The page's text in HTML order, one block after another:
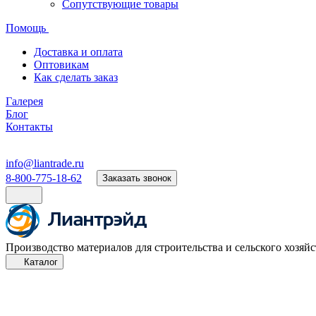
Сопутствующие товары
Помощь
Доставка и оплата
Оптовикам
Как сделать заказ
Галерея
Блог
Контакты
info@liantrade.ru
8-800-775-18-62
Заказать звонок
Производство материалов для строительства и сельского
Каталог